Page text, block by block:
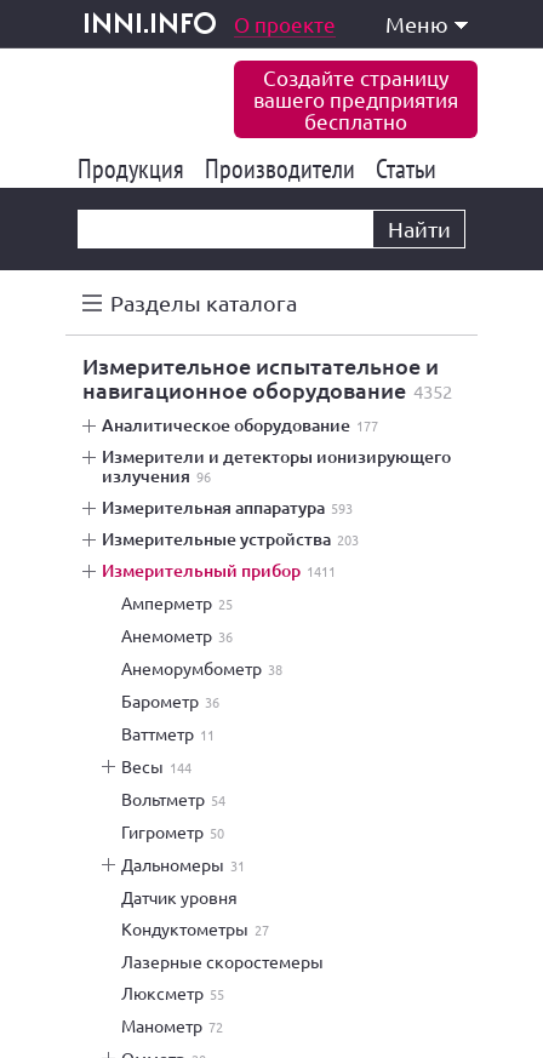
inni.info
и услуги О проекте Меню
Создайте страницу
вашего предприятия
бесплатно
Продукция 177 843
Производители 6 775
Статьи
Найти
Разделы каталога
измерительное испытательное и
навигационное оборудование 4352
аналитическое оборудование 177
измерители и детекторы ионизирующего
излучения 96
измерительная аппаратура 593
измерительные устройства 203
измерительный прибор 1411
амперметр 25
анемометр 36
анеморумбометр 38
барометр 36
ваттметр 11
весы 144
вольтметр 54
гигрометр 50
дальномеры 31
датчик уровня
кондуктометры 27
лазерные скоростемеры
люксметр 55
манометр 72